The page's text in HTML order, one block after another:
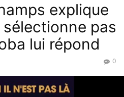
explique
pas
lui répond
0